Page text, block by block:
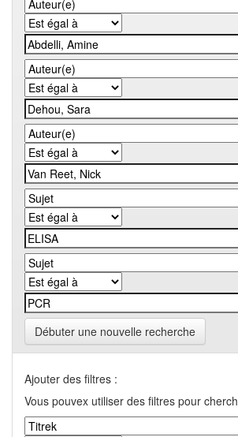
Débuter une nouvelle recherche
Ajouter des filtres :
Vous pouvex utiliser des filtres pour